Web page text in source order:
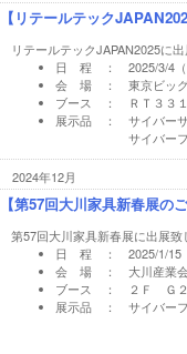
【リテールテック
リテールテックJAPAN2025に出
日 程 ： 2025/3/4（
会 場 ： 東京ビッグ
ブース ： ＲＴ３３
展示品 ： サイバーサ
サイバーファ
2024年12月
【第57回大川家具新春展の
第57回大川家具新春展に出展致
日 程 ： 2025/1/15（
会 場 ： 大川産業
ブース ： ２Ｆ Ｇ２
展示品 ： サイバーフ